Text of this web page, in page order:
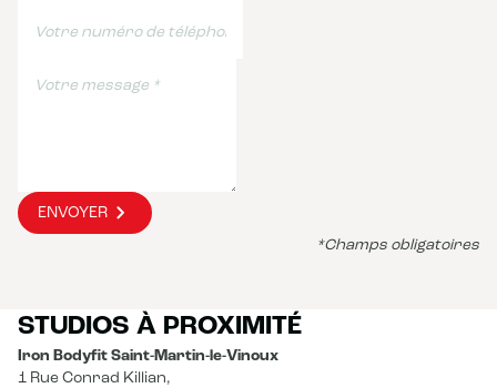
ENVOYER
*Champs obligatoires
STUDIOS À PROXIMITÉ
Iron Bodyfit Saint-Martin-le-Vinoux
1 Rue Conrad Killian,